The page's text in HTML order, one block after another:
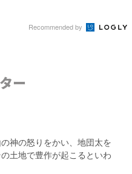
Recommended by
ー
神の怒りをかい、地団太を
土地で豊作が起こるといわ